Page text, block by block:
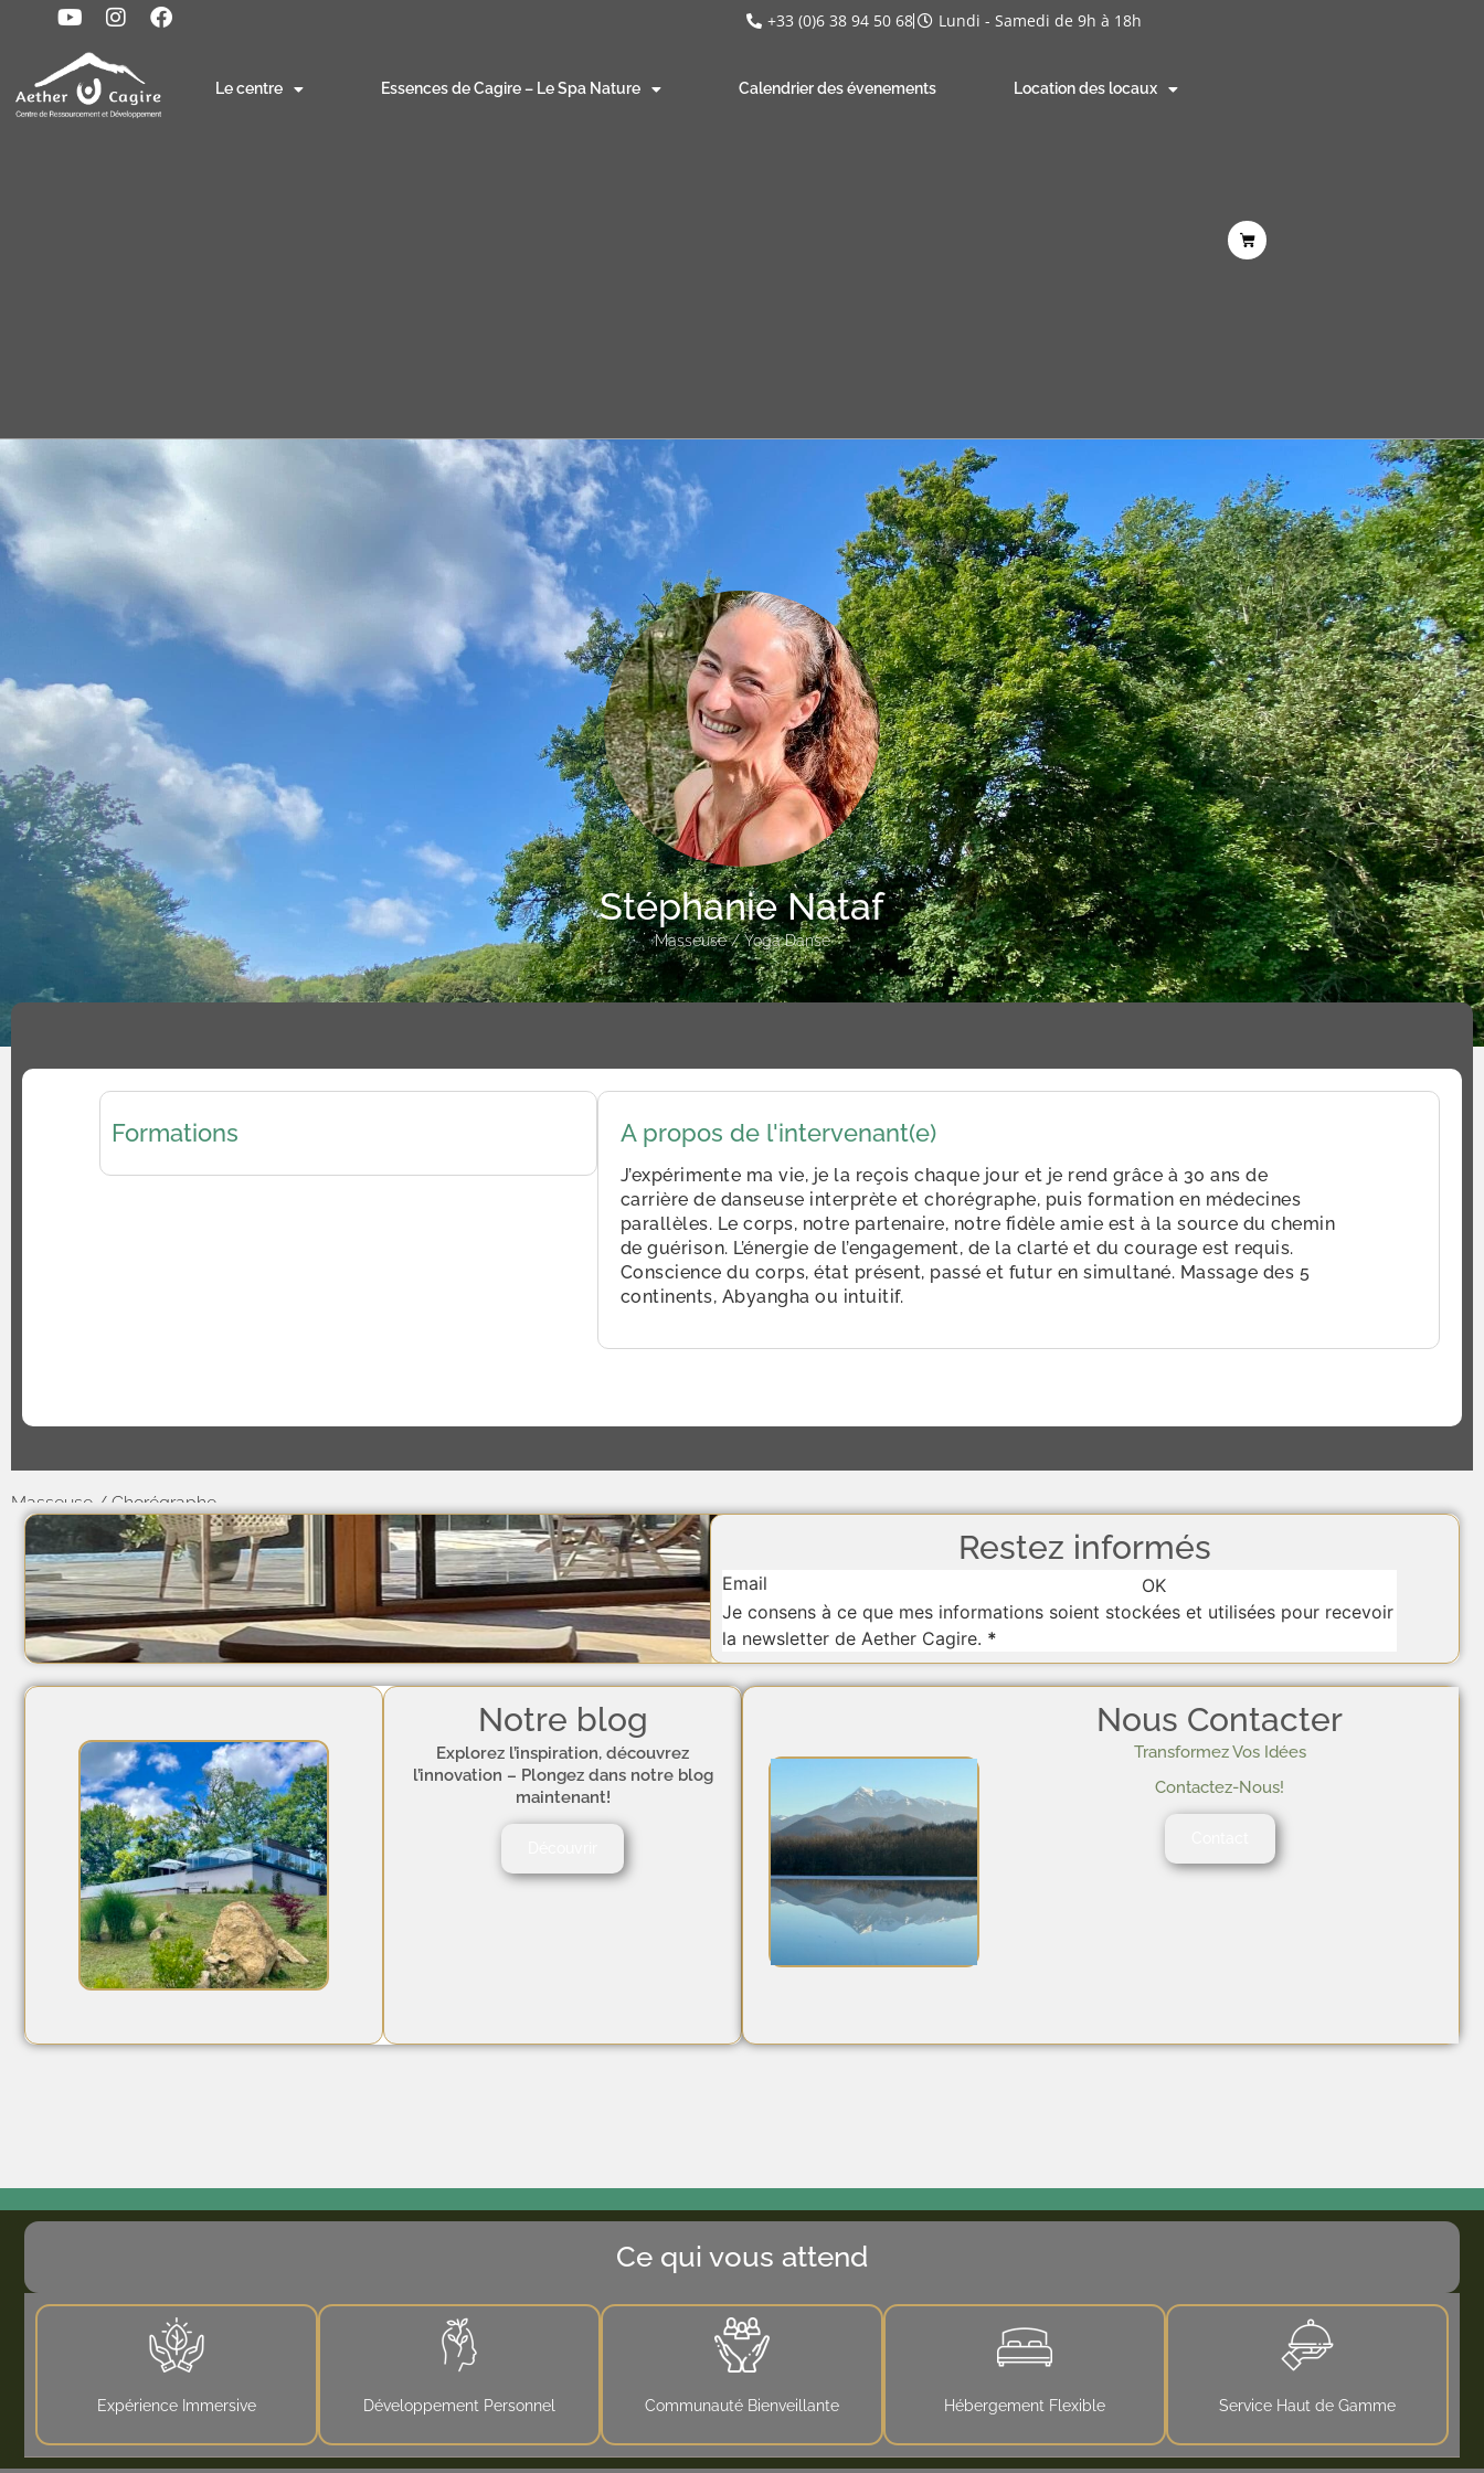
+33 (0)6 38 94 50 68 Lundi - Samedi de 9h à 18h
Le centre Essences de Cagire – Le Spa Nature Calendrier des évenements Location des locaux
Stéphanie Nataf
Masseuse / Yoga Danse
Formations A propos de l'intervenant(e)
J’expérimente ma vie, je la reçois chaque jour et je rend grâce à 30 ans de
carrière de danseuse interprète et chorégraphe, puis formation en médecines
parallèles. Le corps, notre partenaire, notre fidèle amie est à la source du chemin
de guérison. L’énergie de l’engagement, de la clarté et du courage est requis.
Conscience du corps, état présent, passé et futur en simultané. Massage des 5
continents, Abyangha ou intuitif.
Masseuse / Chorégraphe
Restez informés
Section
OK
Je consens à ce que mes informations soient stockées et utilisées pour recevoir
la newsletter de Aether Cagire. *
Notre blog
Explorez l’inspiration, découvrez
l’innovation – Plongez dans notre blog
maintenant!
Nous Contacter
Transformez Vos Idées
Contactez-Nous!
Ce qui vous attend
Expérience Immersive Développement Personnel Communauté Bienveillante Hébergement Flexible Service Haut de Gamme